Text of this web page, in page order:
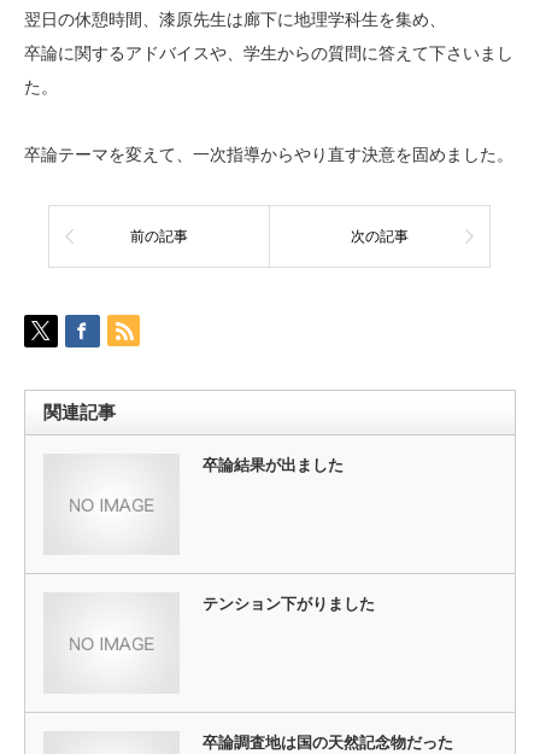
翌日の休憩時間、漆原先生は廊下に地理学科生を集め、
卒論に関するアドバイスや、学生からの質問に答えて下さいまし
た。
卒論テーマを変えて、一次指導からやり直す決意を固めました。
前の記事 次の記事
関連記事
卒論結果が出ました
テンション下がりました
卒論調査地は国の天然記念物だった